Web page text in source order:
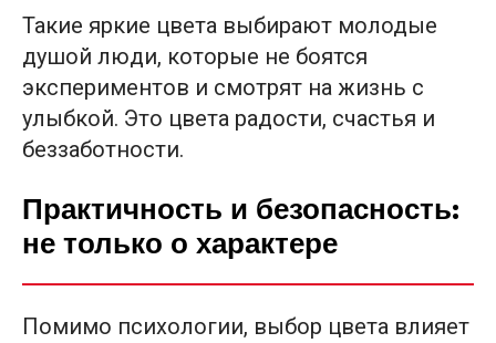
Такие яркие цвета выбирают молодые
душой люди, которые не боятся
экспериментов и смотрят на жизнь с
улыбкой. Это цвета радости, счастья и
беззаботности.
Практичность и безопасность:
не только о характере
Помимо психологии, выбор цвета влияет